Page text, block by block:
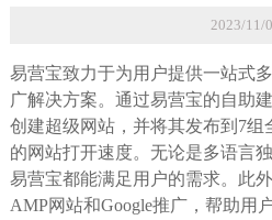
2023/11/
易营宝致力于为用户提供一站式
广解决方案。通过易营宝的自助
创建超级网站，并将其发布到7
的网站打开速度。无论是多语言
易营宝都能满足用户的需求。此
AMP网站和Google推广，帮助用